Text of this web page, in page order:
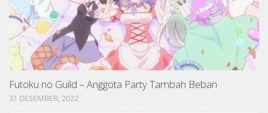
Futoku no Guild – Anggota Party Tambah Beban
31 DESEMBER, 2022